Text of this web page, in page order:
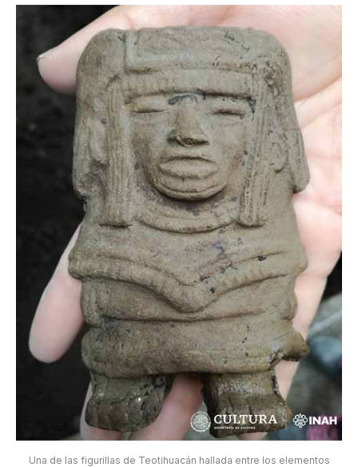
Una de las figurillas de Teotihuacán hallada entre los elementos